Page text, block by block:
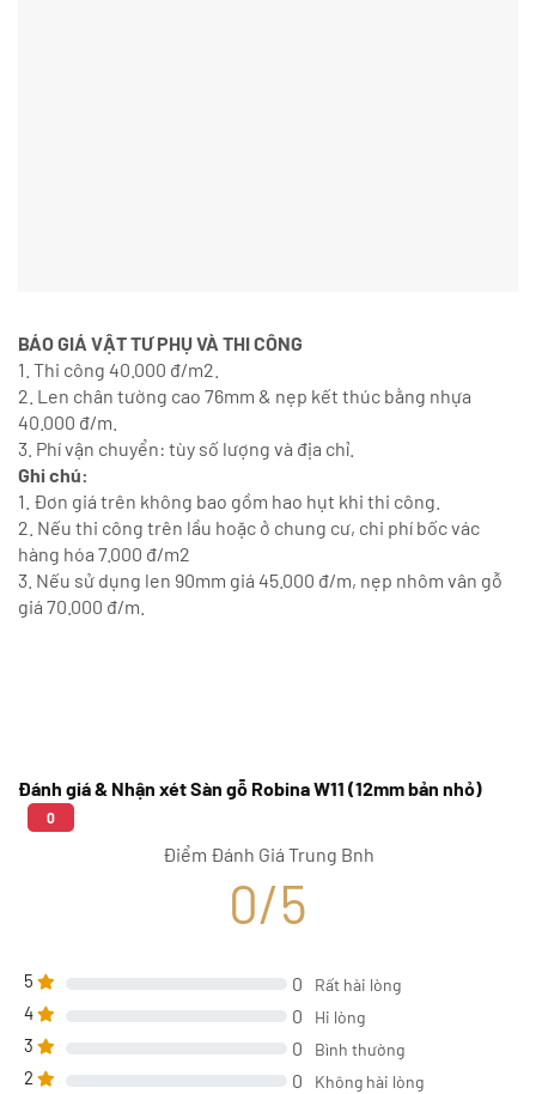
BÁO GIÁ VẬT TƯ PHỤ VÀ THI CÔNG
1. Thi công 40.000 đ/m2.
2. Len chân tường cao 76mm & nẹp kết thúc bằng nhựa
40.000 đ/m.
3. Phí vận chuyển: tùy số lượng và địa chỉ.
Ghi chú:
1. Đơn giá trên không bao gồm hao hụt khi thi công.
2. Nếu thi công trên lầu hoặc ở chung cư, chi phí bốc vác
hàng hóa 7.000 đ/m2
3. Nếu sử dụng len 90mm giá 45.000 đ/m, nẹp nhôm vân gỗ
giá 70.000 đ/m.
Đánh giá & Nhận xét Sàn gỗ Robina W11 (12mm bản nhỏ)
0
Điểm Đánh Giá Trung Bnh
0/5
5 0 Rất hài lòng
4 0 Hi lòng
3 0 Bình thường
2 0 Không hài lòng